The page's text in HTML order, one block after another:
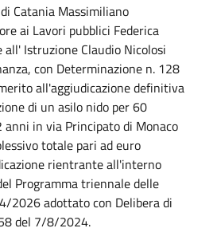
Catania Massimiliano
ai Lavori pubblici Federica
all' Istruzione Claudio Nicolosi
con Determinazione n. 128
all'aggiudicazione definitiva
di un asilo nido per 60
in via Principato di Monaco
totale pari ad euro
rientrante all'interno
Programma triennale delle
2026 adottato con Delibera di
del 7/8/2024.